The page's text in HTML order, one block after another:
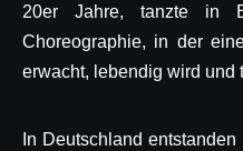
20er Jahre, tanzte in
Choreographie, in der
erwacht, lebendig wird und
In Deutschland